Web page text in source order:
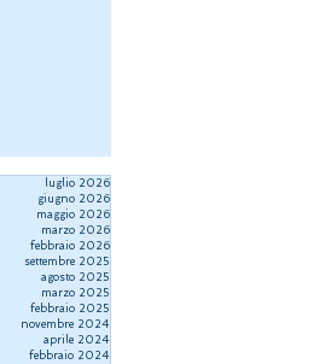
luglio 2026
giugno 2026
maggio 2026
marzo 2026
febbraio 2026
settembre 2025
agosto 2025
marzo 2025
febbraio 2025
novembre 2024
aprile 2024
febbraio 2024